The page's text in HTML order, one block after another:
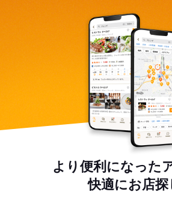
より便利になった
快適にお店探